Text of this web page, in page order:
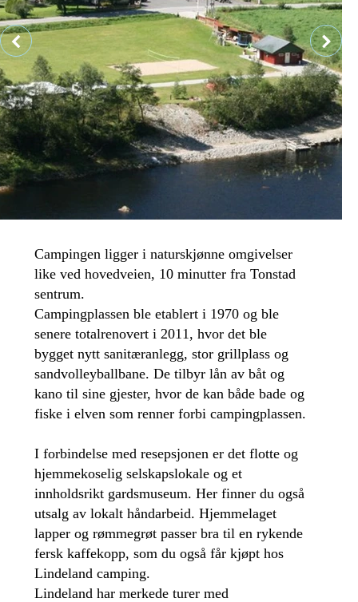
Campingen ligger i naturskjønne omgivelser
like ved hovedveien, 10 minutter fra Tonstad
sentrum.
Campingplassen ble etablert i 1970 og ble
senere totalrenovert i 2011, hvor det ble
bygget nytt sanitæranlegg, stor grillplass og
sandvolleyballbane. De tilbyr lån av båt og
kano til sine gjester, hvor de kan både bade og
fiske i elven som renner forbi campingplassen.
I forbindelse med resepsjonen er det flotte og
hjemmekoselig selskapslokale og et
innholdsrikt gardsmuseum. Her finner du også
utsalg av lokalt håndarbeid. Hjemmelaget
lapper og rømmegrøt passer bra til en rykende
fersk kaffekopp, som du også får kjøpt hos
Lindeland camping.
Lindeland har merkede turer med